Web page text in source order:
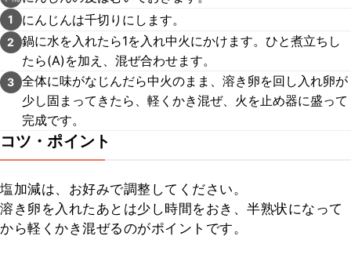
1 にんじんは千切りにします。
2
鍋に水を入れたら1を入れ中火にかけます。ひと煮立ちし
たら(A)を加え、混ぜ合わせます。
3 全体に味がなじんだら中火のまま、溶き卵を回し入れ卵が
少し固まってきたら、軽くかき混ぜ、火を止め器に盛って
完成です。
コツ・ポイント
塩加減は、お好みで調整してください。
溶き卵を入れたあとは少し時間をおき、半熟状になって
から軽くかき混ぜるのがポイントです。